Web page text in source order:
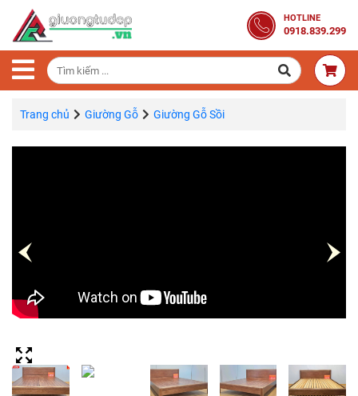
HOTLINE
0918.839.299
Trang
Chủ
Combo
Phòng
Ngủ
Nhiên
Trang
Điểm
Gỗ
Trang chủ Giường Gỗ Giường Gỗ Sồi